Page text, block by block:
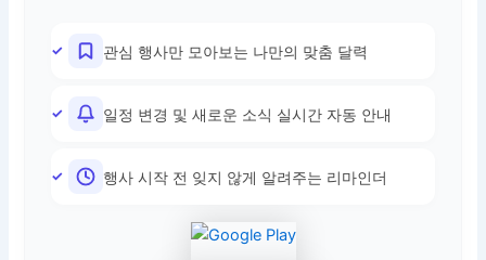
관심 행사만 모아보는 나만의 맞춤 달력
일정 변경 및 새로운 소식 실시간 자동 안내
행사 시작 전 잊지 않게 알려주는 리마인더